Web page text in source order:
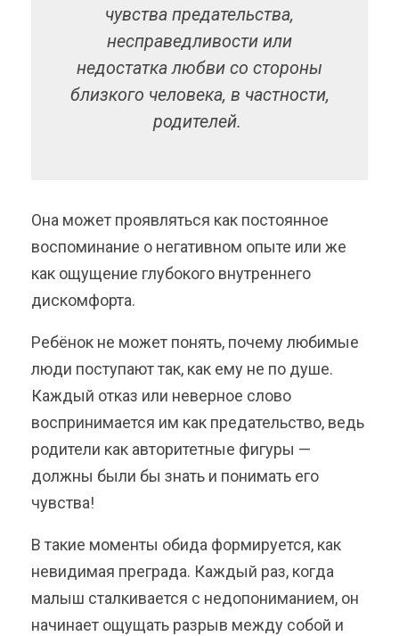
чувства предательства,
несправедливости или
недостатка любви со стороны
близкого человека, в частности,
родителей.
Она может проявляться как постоянное
воспоминание о негативном опыте или же
как ощущение глубокого внутреннего
дискомфорта.
Ребёнок не может понять, почему любимые
люди поступают так, как ему не по душе.
Каждый отказ или неверное слово
воспринимается им как предательство, ведь
родители как авторитетные фигуры —
должны были бы знать и понимать его
чувства!
В такие моменты обида формируется, как
невидимая преграда. Каждый раз, когда
малыш сталкивается с недопониманием, он
начинает ощущать разрыв между собой и